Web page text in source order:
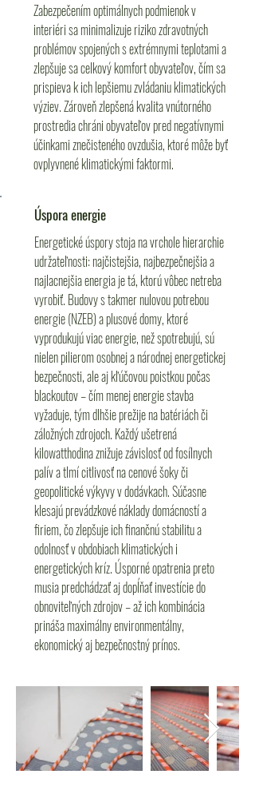
Zabezpečením optimálnych podmienok v
interiéri sa minimalizuje riziko zdravotných
problémov spojených s extrémnymi teplotami a
zlepšuje sa celkový komfort obyvateľov, čím sa
prispieva k ich lepšiemu zvládaniu klimatických
výziev. Zároveň zlepšená kvalita vnútorného
prostredia chráni obyvateľov pred negatívnymi
účinkami znečisteného ovzdušia, ktoré môže byť
ovplyvnené klimatickými faktormi.
Úspora energie
Energetické úspory stoja na vrchole hierarchie
udržateľnosti: najčistejšia, najbezpečnejšia a
najlacnejšia energia je tá, ktorú vôbec netreba
vyrobiť. Budovy s takmer nulovou potrebou
energie (NZEB) a plusové domy, ktoré
vyprodukujú viac energie, než spotrebujú, sú
nielen pilierom osobnej a národnej energetickej
bezpečnosti, ale aj kľúčovou poistkou počas
blackoutov – čím menej energie stavba
vyžaduje, tým dlhšie prežije na batériách či
záložných zdrojoch. Každý ušetrená
kilowatthodina znižuje závislosť od fosílnych
palív a tlmí citlivosť na cenové šoky či
geopolitické výkyvy v dodávkach. Súčasne
klesajú prevádzkové náklady domácností a
firiem, čo zlepšuje ich finančnú stabilitu a
odolnosť v obdobiach klimatických i
energetických kríz. Úsporné opatrenia preto
musia predchádzať aj dopĺňať investície do
obnoviteľných zdrojov – až ich kombinácia
prináša maximálny environmentálny,
ekonomický aj bezpečnostný prínos.